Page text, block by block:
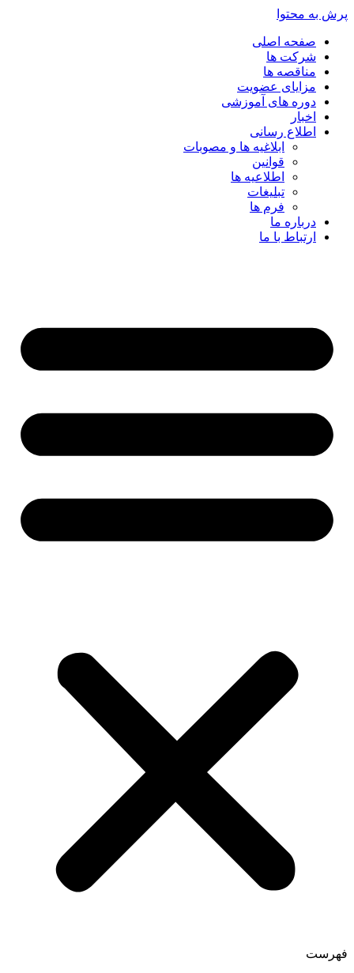
پرش به محتوا
صفحه اصلی
شرکت ها
مناقصه ها
مزایای عضویت
دوره های آموزشی
اخبار
اطلاع رسانی
ابلاغیه ها و مصوبات
قوانین
اطلاعیه ها
تبلیغات
فرم ها
درباره ما
ارتباط با ما
فهرست